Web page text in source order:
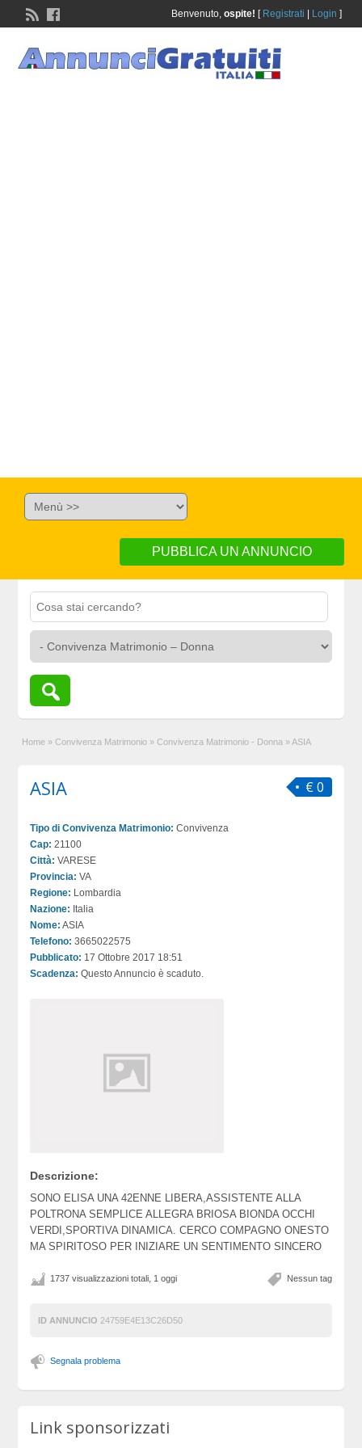
Benvenuto, ospite! [ Registrati Login ]
PUBBLICA UN ANNUNCIO
Home » Convivenza Matrimonio » Convivenza Matrimonio - Donna » ASIA
€ 0
ASIA
Tipo di Convivenza Matrimonio: Convivenza
Cap: 21100
Città: VARESE
Provincia: VA
Regione: Lombardia
Nazione: Italia
Nome: ASIA
Telefono: 3665022575
Pubblicato: 17 Ottobre 2017 18:51
Scadenza: Questo Annuncio è scaduto.
Descrizione:
SONO ELISA UNA 42ENNE LIBERA,ASSISTENTE ALLA
POLTRONA SEMPLICE ALLEGRA BRIOSA BIONDA OCCHI
VERDI,SPORTIVA DINAMICA. CERCO COMPAGNO ONESTO
MA SPIRITOSO PER INIZIARE UN SENTIMENTO SINCERO
Nessun tag
1737 visualizzazioni totali, 1 oggi
ID ANNUNCIO 24759E4E13C26D50
Segnala problema
Link sponsorizzati